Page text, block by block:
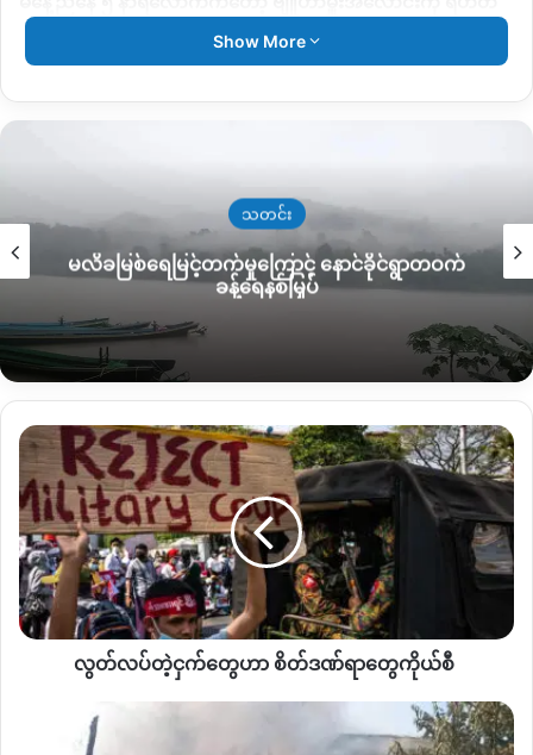
ယာဥ်နဲ့ လာကောက်သွားတယ်။
ဗျူဟာမှူးကျတော့ မနေ့က ဝေဟင်
ကနေ ၈ ကြိမ်ဝဲတယ်။ ၇ကြိမ် လာပစ်သွားတယ်”ဟုကာကွယ်ရေး
သက် ဆိုသူဖြစ်သည်ဟုသိရသည်။
စစ်ကောင်စီဘက်မှ ထိခိုက်မှုများပြားသဖြင့် လေကြောင်းဖြင့်
ထိခိုက်မှုတစ်စုံတစ်ရာ မရှိခဲ့သော်လည်း စစ်
ကောင်စီတပ်သည် ကျေးရွာ ၃ ရွာကို စီးနင်း မီးရှို့ခဲ့သည်ဟု ဒေသခံ
တစ်ဦးက ဆိုသည်။
ကြီးရွာက ၅လုံးရှို့တယ်။ တောမရွာကတော့ မနေ့ကရော ဒီနေ့ကော
ရှို့နေတာ အိမ်ခြေများနိုင်တယ်။
ဖုန်ကုန်းကိုတော့ ဒီမနက်ရှို့တာ“ဟု
ဒေသခံတစ်ဦးက ဆိုသည်။
လက်ရှိ ဖြစ်ပွားနေသည့် တိုက်ပွဲအခြေအနေများကြောင့် ထီးချိုင့်
မြို့နယ်တောင်ဘက်ခြမ်းရှိ ဝါးပိုးချောင်း၊ မရသိမ်၊ တောမ၊ ဖုန်ကုန် ၊
ဝဲကြီး၊ ဒိုးပင်၊ မိကျောင်းအိုက်စသည့် ကျေးရွာများမှ ဒေသခံတစ်
ထောင်ကျော်သည် ဘေးလွှတ်ရာသို့ ဆက်လက် ထွက်ပြေး
တိမ်းရှောင် နေရဆဲဖြစ်သည်ဟု ကာကွယ်ရေးတပ်ဖွဲ့ဝင်များက
Show More
ခမြစ်ရေမြင့်တက်မှုကြောင့် နောင်ခိုင်ရွာတဝက်
ခန့်ရေနစ်မြှပ်
လွတ်လပ်
တဲ့
ငှက်
တွေ
ဟာ
စိတ်
ဒဏ်ရာ
တွေ
ကိုယ်စီ
လွတ်လပ်တဲ့ငှက်တွေဟာ စိတ်ဒဏ်ရာတွေကိုယ်စီ